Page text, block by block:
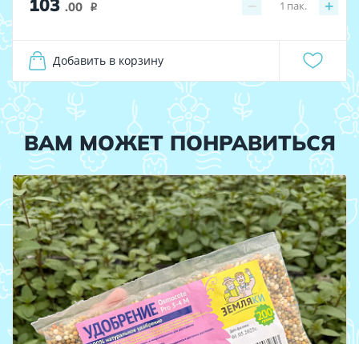
103 .00 i − +
1 пак.
Добавить в корзину
ВАМ МОЖЕТ ПОНРАВИТЬСЯ